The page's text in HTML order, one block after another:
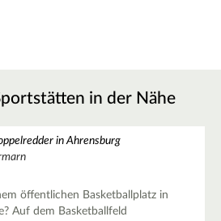
in der Nähe
in Ahrensburg
öffentlichen Basketballplatz in
Auf dem Basketballfeld